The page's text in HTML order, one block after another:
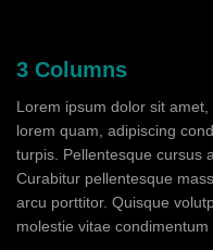
3 Columns
Lorem ipsum dolor sit
lorem quam, adipiscing
turpis. Pellentesque cursus
Curabitur pellentesque
arcu porttitor. Quisque
molestie vitae